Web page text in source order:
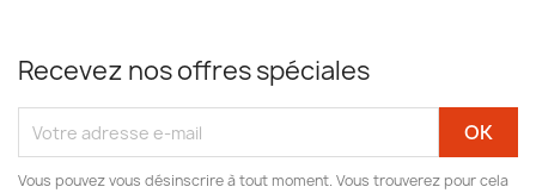
Recevez nos offres spéciales
Vous pouvez vous désinscrire à tout moment. Vous trouverez pour cela